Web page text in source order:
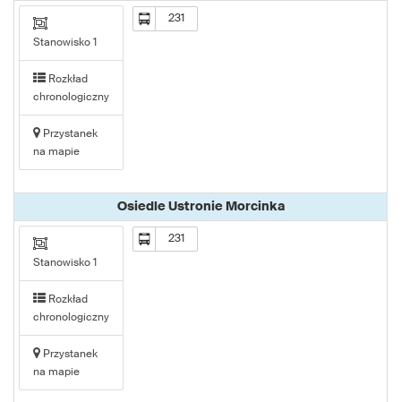
Stanowisko 1
Rozkład
chronologiczny
Przystanek
na mapie
231
Osiedle Ustronie Morcinka
Stanowisko 1
Rozkład
chronologiczny
Przystanek
na mapie
231